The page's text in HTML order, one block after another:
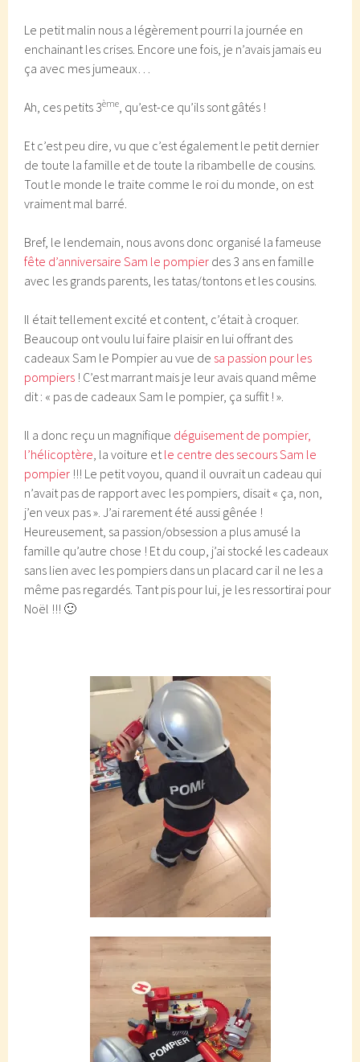
Le petit malin nous a légèrement pourri la journée en
enchainant les crises. Encore une fois, je n’avais jamais eu
ça avec mes jumeaux…
Ah, ces petits 3ème, qu’est-ce qu’ils sont gâtés !
Et c’est peu dire, vu que c’est également le petit dernier
de toute la famille et de toute la ribambelle de cousins.
Tout le monde le traite comme le roi du monde, on est
vraiment mal barré.
Bref, le lendemain, nous avons donc organisé la fameuse
fête d’anniversaire Sam le pompier des 3 ans en famille
avec les grands parents, les tatas/tontons et les cousins.
Il était tellement excité et content, c’était à croquer.
Beaucoup ont voulu lui faire plaisir en lui offrant des
cadeaux Sam le Pompier au vue de sa passion pour les
pompiers ! C’est marrant mais je leur avais quand même
dit : « pas de cadeaux Sam le pompier, ça suffit ! ».
Il a donc reçu un magnifique déguisement de pompier,
l’hélicoptère, la voiture etle centre des secours Sam le
pompier !!! Le petit voyou, quand il ouvrait un cadeau qui
n’avait pas de rapport avec les pompiers, disait « ça, non,
j’en veux pas ». J’ai rarement été aussi gênée !
Heureusement, sa passion/obsession a plus amusé la
famille qu’autre chose ! Et du coup, j’ai stocké les cadeaux
sans lien avec les pompiers dans un placard car il ne les a
même pas regardés. Tant pis pour lui, je les ressortirai pour
Noël !!! 🙂